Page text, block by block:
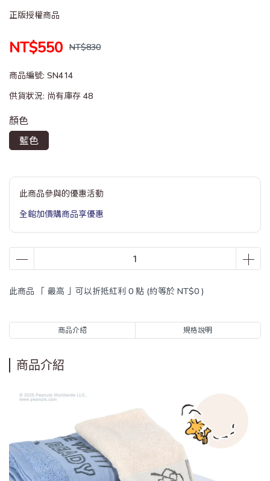
正版授權商品
NT$550 NT$830
商品編號: SN414
供貨狀況: 尚有庫存 48
顏色
藍色
此商品參與的優惠活動
全館加價購商品享優惠
此商品 「 最高 」可以折抵紅利 0 點 (約等於 NT$0 )
商品介紹 規格說明
商品介紹